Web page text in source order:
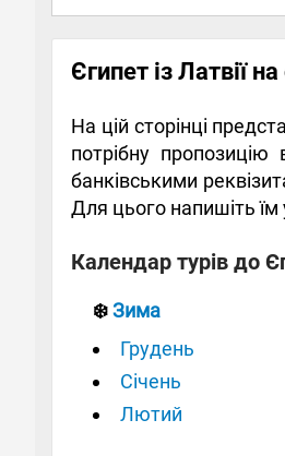
Єгипет із Латвії
На цій сторінці
потрібну
банківськими
Для цього напишіть їм
Календар турів до
❄️Зима
Грудень
Січень
Лютий